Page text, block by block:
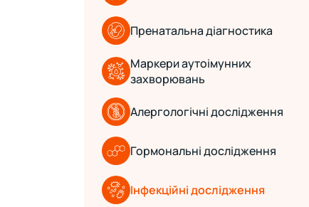
Пренатальна діагностика
Маркери аутоімунних
захворювань
Алергологічні дослідження
Гормональні дослідження
Інфекційні дослідження